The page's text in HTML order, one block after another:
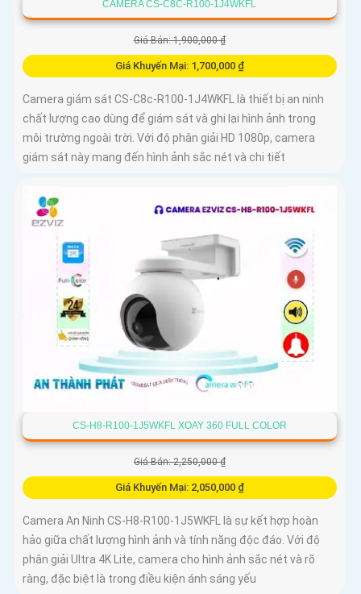
CAMERA CS-C8C-R100-1J4WKFL
Giá Bán: 1,900,000 ₫
Giá Khuyến Mại: 1,700,000 ₫
Camera giám sát CS-C8c-R100-1J4WKFL là thiết bị an ninh
chất lượng cao dùng để giám sát và ghi lại hình ảnh trong
môi trường ngoài trời. Với độ phân giải HD 1080p, camera
giám sát này mang đến hình ảnh sắc nét và chi tiết
CS-H8-R100-1J5WKFL XOAY 360 FULL COLOR
Giá Bán: 2,250,000 ₫
Giá Khuyến Mại: 2,050,000 ₫
Camera An Ninh CS-H8-R100-1J5WKFL là sự kết hợp hoàn
hảo giữa chất lượng hình ảnh và tính năng độc đáo. Với độ
phân giải Ultra 4K Lite, camera cho hình ảnh sắc nét và rõ
ràng, đặc biệt là trong điều kiện ánh sáng yếu